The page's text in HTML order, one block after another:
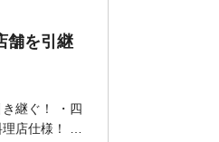
舗を引継
継ぐ！ ・四
店仕様！ ・